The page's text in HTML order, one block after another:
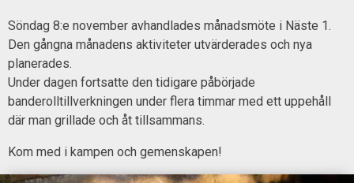
Söndag 8:e november avhandlades månadsmöte i Näste 1.
Den gångna månadens aktiviteter utvärderades och nya
planerades.
Under dagen fortsatte den tidigare påbörjade
banderolltillverkningen under flera timmar med ett uppehåll
där man grillade och åt tillsammans.
Kom med i kampen och gemenskapen!